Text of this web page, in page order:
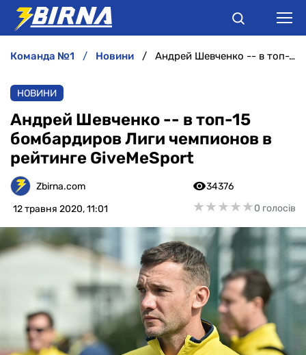
АНАЛІТИКА
ІНТЕРВ'Ю
РІЗНЕ
БУКМЕКЕРИ
команда №1 новини Андрей Шевченко -- в топ-15 бомбардиров Лиги чемпионов в рейтинге GiveMeSport
НОВИНИ
Андрей Шевченко -- в топ-15
бомбардиров Лиги чемпионов в
рейтинге GiveMeSport
Zbirna.com
12 травня 2020, 11:01
34376
★★★★★
★★★★★0 голосів